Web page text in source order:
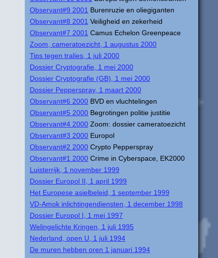
Observant#9 2001 Burenruzie en oliegiganten
Observant#8 2001 Veiligheid en zekerheid
Observant#7 2001 Camus Echelon Greenpeace
Zoom, cameratoezicht, 1 augustus 2000
Tips tegen tralies, 1 juli 2000
Dossier Cryptografie, 1 mei 2000
Dossier Cryptografie (GB), 1 mei 2000
Dossier Pepperspray, 1 maart 2000
Observant#6 2000 BVD en vluchtelingen
Observant#5 2000 Begrotingen politie justitie
Observant#4 2000 Zoom: dossier cameratoezicht
Observant#3 2000 Europol
Observant#2 2000 Crypto Pepperspray
Observant#1 2000 Crime in Cyberspace, EK2000
Luisterrijk, 1 november 1999
Dossier Europol II, 1 april 1999
Het Europese asielbeleid, 1 september 1999
VD-Amok inlichtingendiensten, 1 december 1998
Dossier Europol I, 1 mei 1997
Welingelichte Kringen, 1 juli 1995
Nederland, open U, 1 juli 1994
De muren hebben oren 1 januari 1994